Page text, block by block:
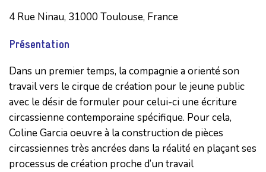
4 Rue Ninau, 31000 Toulouse, France
Présentation
Dans un premier temps, la compagnie a orienté son
travail vers le cirque de création pour le jeune public
avec le désir de formuler pour celui-ci une écriture
circassienne contemporaine spécifique. Pour cela,
Coline Garcia oeuvre à la construction de pièces
circassiennes très ancrées dans la réalité en plaçant ses
processus de création proche d’un travail